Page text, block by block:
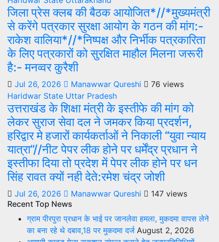
जिला प्रेस क्लब की बैठक आयोजित*//*मुख्यमंत्री
से करेंगे पत्रकार सुरक्षा आयोग के गठन की मांग:-
राकेश वालिया*//*निष्पक्ष और निर्भीक पत्रकारिता
के लिए पत्रकारों को सुरक्षित माहौल मिलना जरूरी
है:- मनव्वर कुरैशी
Jul 26, 2026 Manawwar Qureshi
76 views
Haridwar State Uttar Pradesh
उत्तराखंड के शिक्षा मंत्री के इस्तीफे की मांग को
लेकर सुराज सेवा दल ने जमकर किया प्रदर्शन,
हरिद्वार मे हजारों कार्यकर्ताओं ने निकाली “युवा न्याय
यात्रा”//नीट पेपर लीक होने पर धर्मेंद्र प्रधान ने
इस्तीफा दिया तो प्रदेश में पेपर लीक होने पर धन
सिंह रावत क्यों नही देते:रमेश चंद्र जोशी
Jul 26, 2026 Manawwar Qureshi
147 views
Recent Top News
ग्राम पीरपुरा प्रधान के भाई पर जानलेवा हमला, मुकदमा वापस लेने
का बना रहे थे दबाव,18 पर मुकदमा दर्ज August 2, 2026